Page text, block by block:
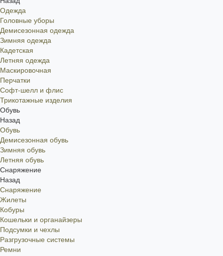
Одежда
Головные уборы
Демисезонная одежда
Зимняя одежда
Кадетская
Летняя одежда
Маскировочная
Перчатки
Софт-шелл и флис
Трикотажные изделия
Обувь
Назад
Обувь
Демисезонная обувь
Зимняя обувь
Летняя обувь
Снаряжение
Назад
Снаряжение
Жилеты
Кобуры
Кошельки и органайзеры
Подсумки и чехлы
Разгрузочные системы
Ремни